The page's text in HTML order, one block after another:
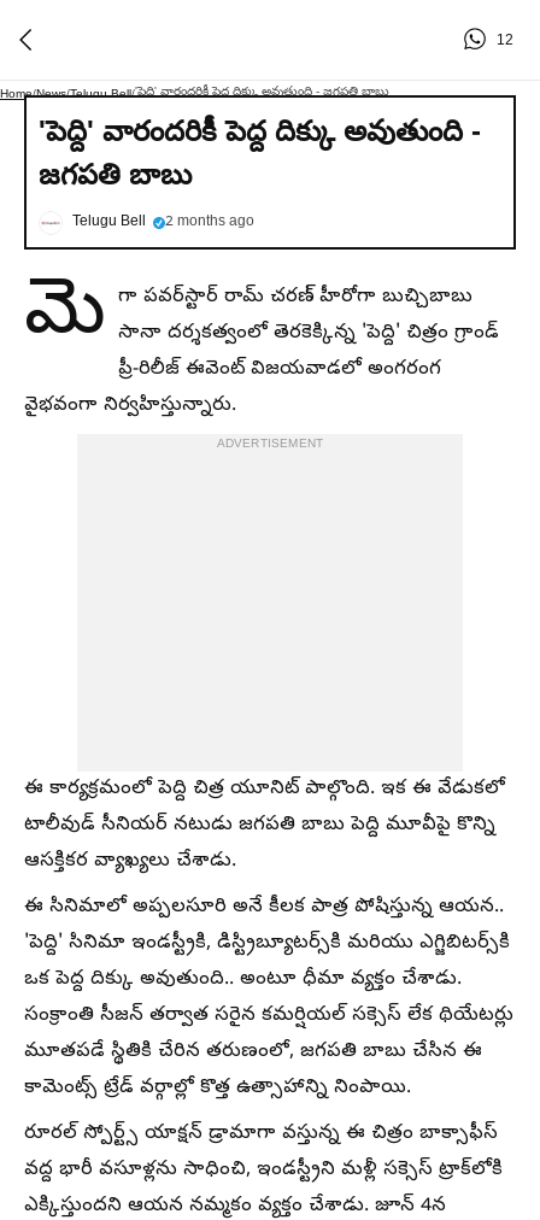
12
Home/News/Telugu Bell/'పెద్ది' వారందరికీ పెద్ద దిక్కు అవుతుంది - జగపతి బాబు
'పెద్ది' వారందరికీ పెద్ద దిక్కు అవుతుంది -
జగపతి బాబు
Telugu Bell 2 months ago
మె గా పవర్‌స్టార్ రామ్ చరణ్ హీరోగా బుచ్చిబాబు
సానా దర్శకత్వంలో తెరకెక్కిన్న 'పెద్ది' చిత్రం గ్రాండ్
ప్రీ-రిలీజ్ ఈవెంట్ విజయవాడలో అంగరంగ
వైభవంగా నిర్వహిస్తున్నారు.
ADVERTISEMENT
ఈ కార్యక్రమంలో పెద్ది చిత్ర యూనిట్ పాల్గొంది. ఇక ఈ వేడుకలో
టాలీవుడ్ సీనియర్ నటుడు జగపతి బాబు పెద్ది మూవీపై కొన్ని
ఆసక్తికర వ్యాఖ్యలు చేశాడు.
ఈ సినిమాలో అప్పలసూరి అనే కీలక పాత్ర పోషిస్తున్న ఆయన..
'పెద్ది' సినిమా ఇండస్ట్రీకి, డిస్ట్రిబ్యూటర్స్‌కి మరియు ఎగ్జిబిటర్స్‌కి
ఒక పెద్ద దిక్కు అవుతుంది.. అంటూ ధీమా వ్యక్తం చేశాడు.
సంక్రాంతి సీజన్ తర్వాత సరైన కమర్షియల్ సక్సెస్ లేక థియేటర్లు
మూతపడే స్థితికి చేరిన తరుణంలో, జగపతి బాబు చేసిన ఈ
కామెంట్స్ ట్రేడ్ వర్గాల్లో కొత్త ఉత్సాహాన్ని నింపాయి.
రూరల్ స్పోర్ట్స్ యాక్షన్ డ్రామాగా వస్తున్న ఈ చిత్రం బాక్సాఫీస్
వద్ద భారీ వసూళ్లను సాధించి, ఇండస్ట్రీని మళ్లీ సక్సెస్ ట్రాక్‌లోకి
ఎక్కిస్తుందని ఆయన నమ్మకం వ్యక్తం చేశాడు. జూన్ 4న